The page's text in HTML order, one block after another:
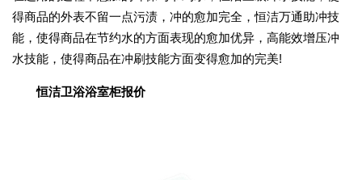
得商品的外表不留一点污渍，冲的愈加完全，恒洁万通助冲技
能，使得商品在节约水的方面表现的愈加优异，高能效增压冲
水技能，使得商品在冲刷技能方面变得愈加的完美!
恒洁卫浴浴室柜报价